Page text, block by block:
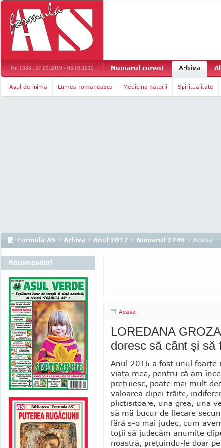
Nr. 1385 , 27.09.2019 - 03.10.2019 Numarul curent Arhiva
Asul de inima Lumea romaneasca Medicina naturii Spiritualitate
Formula AS › Arhiva › Anul 2017 › Numarul 1248 › Acasa
Acasa
LOREDANA
doresc să cânt şi să
Anul 2016 a fost unul foarte
viaţa mea, pentru că am
preţuiesc, poate mai mult
valoarea clipei trăite,
plictisitoare, una grea, una
să mă bucur de fiecare
fără s-o mai judec, cum
toţii să jude­căm anumite
noastră, preţuin­du-le doar
Recomandari